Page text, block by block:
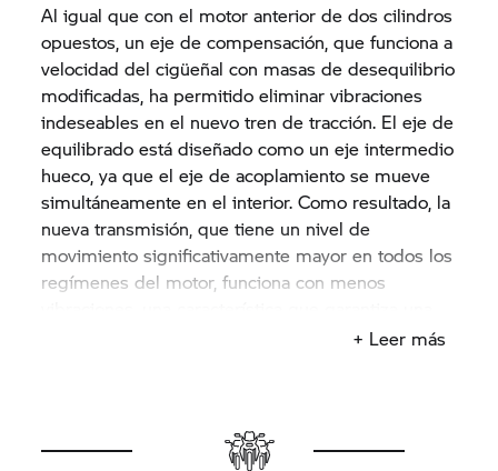
Al igual que con el motor anterior de dos cilindros
opuestos, un eje de compensación, que funciona a
velocidad del cigüeñal con masas de desequilibrio
modificadas, ha permitido eliminar vibraciones
indeseables en el nuevo tren de tracción. El eje de
equilibrado está diseñado como un eje intermedio
hueco, ya que el eje de acoplamiento se mueve
simultáneamente en el interior. Como resultado, la
nueva transmisión, que tiene un nivel de
movimiento significativamente mayor en todos los
regímenes del motor, funciona con menos
mayor comodidad, especialmente a velocidades
También se ha modificado el diámetro de los
+ Leer más